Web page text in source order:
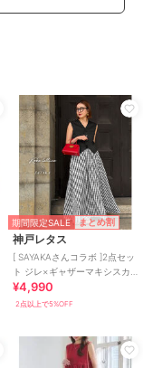
期間限定SALE まとめ割
神戸レタス
[ SAYAKAさんコラボ ]2点セッ
ト ジレ×ギャザーマキシスカ
ート [E3542]
¥4,990
2点以上で5%OFF